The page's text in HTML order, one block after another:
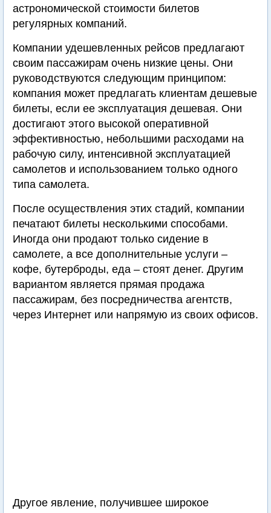
астрономической стоимости билетов
регулярных компаний.
Компании удешевленных рейсов предлагают
своим пассажирам очень низкие цены. Они
руководствуются следующим принципом:
компания может предлагать клиентам дешевые
билеты, если ее эксплуатация дешевая. Они
достигают этого высокой оперативной
эффективностью, небольшими расходами на
рабочую силу, интенсивной эксплуатацией
самолетов и использованием только одного
типа самолета.
После осуществления этих стадий, компании
печатают билеты несколькими способами.
Иногда они продают только сидение в
самолете, а все дополнительные услуги –
кофе, бутерброды, еда – стоят денег. Другим
вариантом является прямая продажа
пассажирам, без посредничества агентств,
через Интернет или напрямую из своих офисов.
Другое явление, получившее широкое